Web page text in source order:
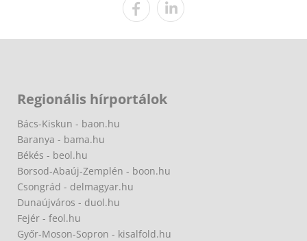
Regionális hírportálok
Bács-Kiskun - baon.hu
Baranya - bama.hu
Békés - beol.hu
Borsod-Abaúj-Zemplén - boon.hu
Csongrád - delmagyar.hu
Dunaújváros - duol.hu
Fejér - feol.hu
Győr-Moson-Sopron - kisalfold.hu